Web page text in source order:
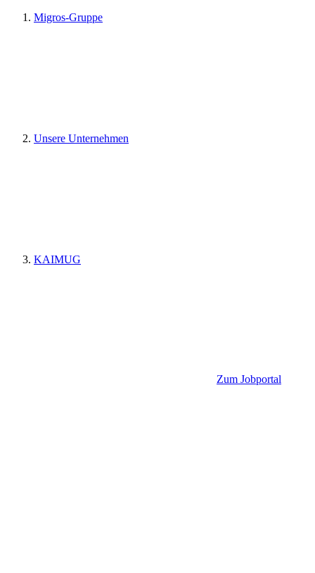
Migros-Gruppe
Unsere Unternehmen
KAIMUG
Zum Jobportal